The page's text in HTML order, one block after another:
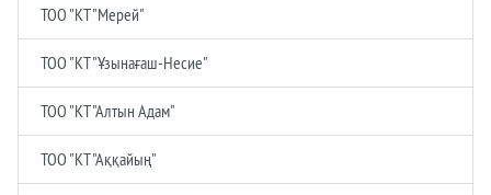
ТОО "КТ "Мерей"
ТОО "КТ "Ұзынағаш-Несие"
ТОО "КТ "Алтын Адам"
ТОО "КТ "Аққайың"